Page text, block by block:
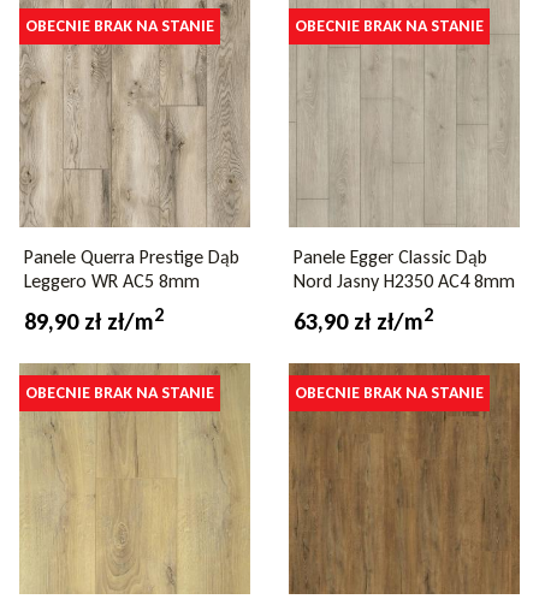
Panele Querra Prestige Dąb
Leggero WR AC5 8mm
89,90 zł zł/m2
OBECNIE BRAK NA STANIE
Panele Egger Classic Dąb
Nord Jasny H2350 AC4 8mm
63,90 zł zł/m2
OBECNIE BRAK NA STANIE
OBECNIE BRAK NA STANIE OBECNIE BRAK NA STANIE